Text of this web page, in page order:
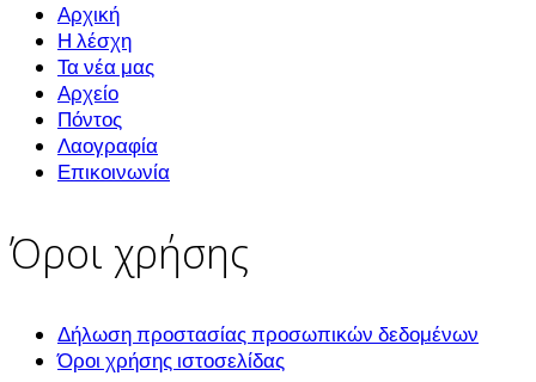
Αρχική
Η λέσχη
Τα νέα μας
Αρχείο
Πόντος
Λαογραφία
Επικοινωνία
Όροι χρήσης
Δήλωση προστασίας προσωπικών δεδομένων
Όροι χρήσης ιστοσελίδας